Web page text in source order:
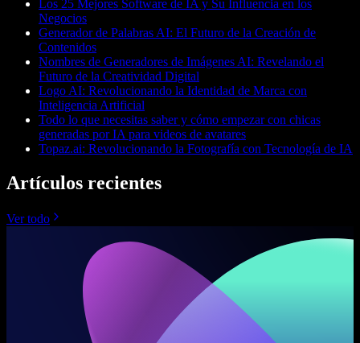
Los 25 Mejores Software de IA y Su Influencia en los
Negocios
Generador de Palabras AI: El Futuro de la Creación de
Contenidos
Nombres de Generadores de Imágenes AI: Revelando el
Futuro de la Creatividad Digital
Logo AI: Revolucionando la Identidad de Marca con
Inteligencia Artificial
Todo lo que necesitas saber y cómo empezar con chicas
generadas por IA para videos de avatares
Topaz.ai: Revolucionando la Fotografía con Tecnología de IA
Artículos recientes
Ver todo